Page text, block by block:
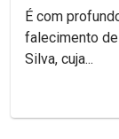
É com
falecimento de
Silva, cuja...